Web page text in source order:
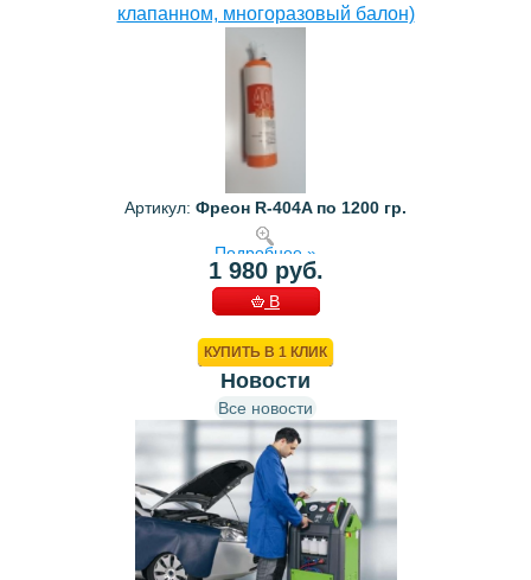
клапанном, многоразовый балон)
Артикул: Фреон R-404A по 1200 гр.
Подробнее »
1 980 руб.
В
КУПИТЬ В 1 КЛИК
Новости
Все новости